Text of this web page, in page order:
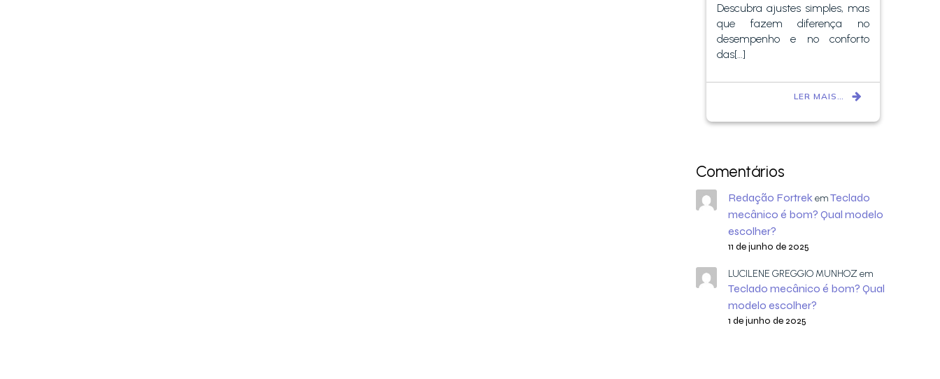
Descubra ajustes simples, mas
que fazem diferença no
desempenho e no conforto
das[…]
LER MAIS…
Comentários
Redação FortrekemTeclado
mecânico é bom? Qual modelo
escolher?
11 de junho de 2025
LUCILENE GREGGIO MUNHOZ em
Teclado mecânico é bom? Qual
modelo escolher?
1 de junho de 2025